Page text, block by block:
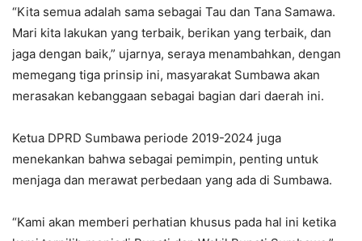
“Kita semua adalah sama sebagai Tau dan Tana Samawa.
Mari kita lakukan yang terbaik, berikan yang terbaik, dan
jaga dengan baik,” ujarnya, seraya menambahkan, dengan
memegang tiga prinsip ini, masyarakat Sumbawa akan
merasakan kebanggaan sebagai bagian dari daerah ini.
Ketua DPRD Sumbawa periode 2019-2024 juga
menekankan bahwa sebagai pemimpin, penting untuk
menjaga dan merawat perbedaan yang ada di Sumbawa.
“Kami akan memberi perhatian khusus pada hal ini ketika